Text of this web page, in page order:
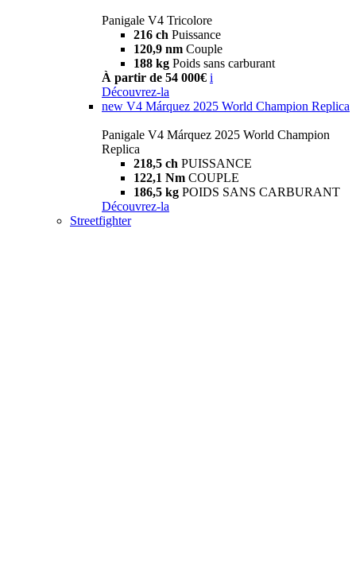
Panigale V4 Tricolore
216 ch Puissance
120,9 nm Couple
188 kg Poids sans carburant
À partir de 54 000€ i
Découvrez-la
new V4 Márquez 2025 World Champion Replica
Panigale V4 Márquez 2025 World Champion
Replica
218,5 ch PUISSANCE
122,1 Nm COUPLE
186,5 kg POIDS SANS CARBURANT
Découvrez-la
Streetfighter